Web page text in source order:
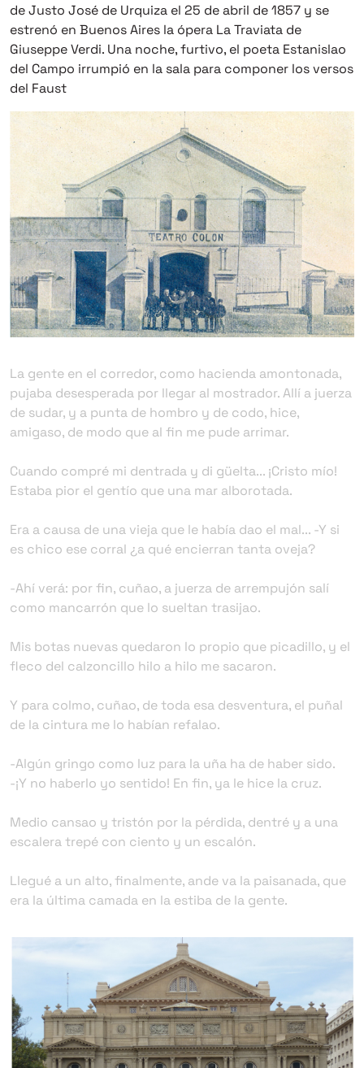
de Justo José de Urquiza el 25 de abril de 1857 y se
estrenó en Buenos Aires la ópera La Traviata de
Giuseppe Verdi. Una noche, furtivo, el poeta Estanislao
del Campo irrumpió en la sala para componer los versos
del Faust
La gente en el corredor, como hacienda amontonada,
pujaba desesperada por llegar al mostrador. Allí a juerza
de sudar, y a punta de hombro y de codo, hice,
amigaso, de modo que al fin me pude arrimar.
Cuando compré mi dentrada y di güelta... ¡Cristo mío!
Estaba pior el gentío que una mar alborotada.
Era a causa de una vieja que le había dao el mal... -Y si
es chico ese corral ¿a qué encierran tanta oveja?
-Ahí verá: por fin, cuñao, a juerza de arrempujón salí
como mancarrón que lo sueltan trasijao.
Mis botas nuevas quedaron lo propio que picadillo, y el
fleco del calzoncillo hilo a hilo me sacaron.
Y para colmo, cuñao, de toda esa desventura, el puñal
de la cintura me lo habían refalao.
-Algún gringo como luz para la uña ha de haber sido.
-¡Y no haberlo yo sentido! En fin, ya le hice la cruz.
Medio cansao y tristón por la pérdida, dentré y a una
escalera trepé con ciento y un escalón.
Llegué a un alto, finalmente, ande va la paisanada, que
era la última camada en la estiba de la gente.